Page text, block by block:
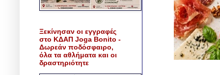
Ξεκίνησαν οι εγγραφές
στο ΚΔΑΠ Joga Bonito -
Δωρεάν ποδόσφαιρο,
όλα τα αθλήματα και οι
δραστηριότητε